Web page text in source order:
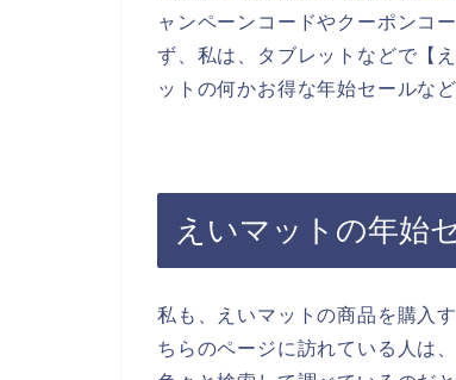
ャンペーンコードやクーポンコ
ず、私は、タブレットなどで【
ットの何かお得な年始セールな
えいマットの年始
私も、えいマットの商品を購入
ちらのページに訪れている人は